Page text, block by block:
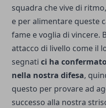
squadra che vive di
e per alimentare queste
fame e voglia di vincere.
attacco di livello come il
segnati ci ha
nella nostra difesa,
questo per provare ad
successo alla nostra